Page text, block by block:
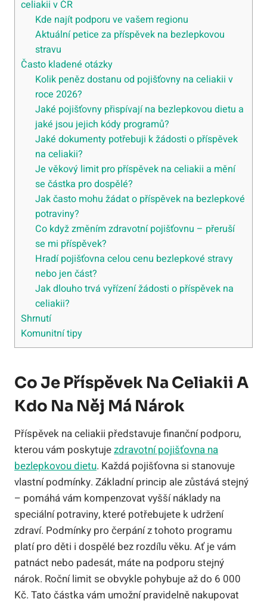
celiakii v ČR
Kde najít podporu ve vašem regionu
Aktuální petice za příspěvek na bezlepkovou
stravu
Často kladené otázky
Kolik peněz dostanu od pojišťovny na celiakii v
roce 2026?
Jaké pojišťovny přispívají na bezlepkovou dietu a
jaké jsou jejich kódy programů?
Jaké dokumenty potřebuji k žádosti o příspěvek
na celiakii?
Je věkový limit pro příspěvek na celiakii a mění
se částka pro dospělé?
Jak často mohu žádat o příspěvek na bezlepkové
potraviny?
Co když změním zdravotní pojišťovnu – přeruší
se mi příspěvek?
Hradí pojišťovna celou cenu bezlepkové stravy
nebo jen část?
Jak dlouho trvá vyřízení žádosti o příspěvek na
celiakii?
Shrnutí
Komunitní tipy
Co Je Příspěvek Na Celiakii A
Kdo Na Něj Má Nárok
Příspěvek na celiakii představuje finanční podporu,
kterou vám poskytujezdravotní pojišťovna na
bezlepkovou dietu. Každá pojišťovna si stanovuje
vlastní podmínky. Základní princip ale zůstává stejný
– pomáhá vám kompenzovat vyšší náklady na
speciální potraviny, které potřebujete k udržení
zdraví. Podmínky pro čerpání z tohoto programu
platí pro děti i dospělé bez rozdílu věku. Ať je vám
patnáct nebo padesát, máte na podporu stejný
nárok. Roční limit se obvykle pohybuje až do 6 000
Kč. Tato částka vám umožní pravidelně nakupovat